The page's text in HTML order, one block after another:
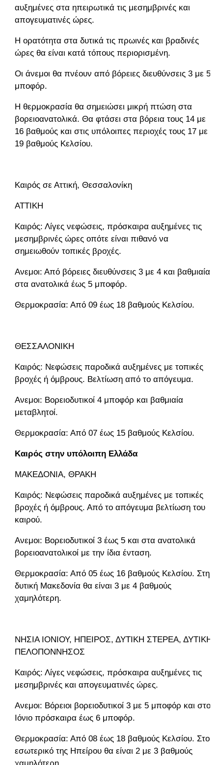
αυξημένες στα ηπειρωτικά τις μεσημβρινές και
απογευματινές ώρες.
Η ορατότητα στα δυτικά τις πρωινές και βραδινές
ώρες θα είναι κατά τόπους περιορισμένη.
Οι άνεμοι θα πνέουν από βόρειες διευθύνσεις 3 με 5
μποφόρ.
Η θερμοκρασία θα σημειώσει μικρή πτώση στα
βορειοανατολικά. Θα φτάσει στα βόρεια τους 14 με
16 βαθμούς και στις υπόλοιπες περιοχές τους 17 με
19 βαθμούς Κελσίου.
Καιρός σε Αττική, Θεσσαλονίκη
ΑΤΤΙΚΗ
Καιρός: Λίγες νεφώσεις, πρόσκαιρα αυξημένες τις
μεσημβρινές ώρες οπότε είναι πιθανό να
σημειωθούν τοπικές βροχές.
Ανεμοι: Από βόρειες διευθύνσεις 3 με 4 και βαθμιαία
στα ανατολικά έως 5 μποφόρ.
Θερμοκρασία: Από 09 έως 18 βαθμούς Κελσίου.
ΘΕΣΣΑΛΟΝΙΚΗ
Καιρός: Νεφώσεις παροδικά αυξημένες με τοπικές
βροχές ή όμβρους. Βελτίωση από το απόγευμα.
Ανεμοι: Βορειοδυτικοί 4 μποφόρ και βαθμιαία
μεταβλητοί.
Θερμοκρασία: Από 07 έως 15 βαθμούς Κελσίου.
Καιρός στην υπόλοιπη Ελλάδα
ΜΑΚΕΔΟΝΙΑ, ΘΡΑΚΗ
Καιρός: Νεφώσεις παροδικά αυξημένες με τοπικές
βροχές ή όμβρους. Από το απόγευμα βελτίωση του
καιρού.
Ανεμοι: Βορειοδυτικοί 3 έως 5 και στα ανατολικά
βορειοανατολικοί με την ίδια ένταση.
Θερμοκρασία: Από 05 έως 16 βαθμούς Κελσίου. Στη
δυτική Μακεδονία θα είναι 3 με 4 βαθμούς
χαμηλότερη.
ΝΗΣΙΑ ΙΟΝΙΟΥ, ΗΠΕΙΡΟΣ, ΔΥΤΙΚΗ ΣΤΕΡΕΑ, ΔΥΤΙΚΗ
ΠΕΛΟΠΟΝΝΗΣΟΣ
Καιρός: Λίγες νεφώσεις, πρόσκαιρα αυξημένες τις
μεσημβρινές και απογευματινές ώρες.
Ανεμοι: Βόρειοι βορειοδυτικοί 3 με 5 μποφόρ και στο
Ιόνιο πρόσκαιρα έως 6 μποφόρ.
Θερμοκρασία: Από 08 έως 18 βαθμούς Κελσίου. Στο
εσωτερικό της Ηπείρου θα είναι 2 με 3 βαθμούς